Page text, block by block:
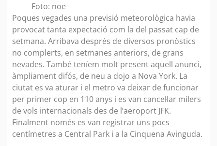
Foto: noe
Poques vegades una previsió meteorològica havia
provocat tanta expectació com la del passat cap de
setmana. Arribava després de diversos pronòstics
no complerts, en setmanes anteriors, de grans
nevades. També teníem molt present aquell anunci,
àmpliament difós, de neu a dojo a Nova York. La
ciutat es va aturar i el metro va deixar de funcionar
per primer cop en 110 anys i es van cancel·lar milers
de vols internacionals des de l’aeroport JFK.
Finalment només es van registrar uns pocs
centímetres a Central Park i a la Cinquena Avinguda.